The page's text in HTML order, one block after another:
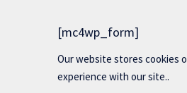
[mc4wp_form]
Our website stores cookies
experience with our site..